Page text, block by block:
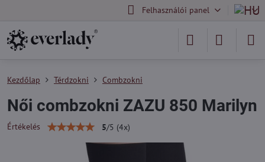
Felhasználói panel
Kezdőlap Térdzokni Combzokni
Női combzokni ZAZU 850 Marilyn
Értékelés 5/5 (4x)